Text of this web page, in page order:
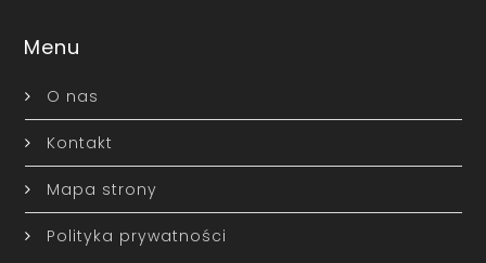
Menu
O nas
Kontakt
Mapa strony
Polityka prywatności